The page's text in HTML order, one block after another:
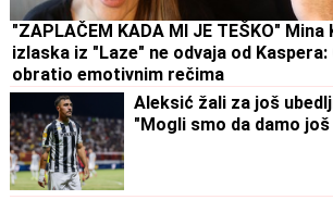
"ZAPLAČEM KADA MI JE TEŠKO"
izlaska iz "Laze" ne odvaja od Kaspera:
obratio emotivnim rečima
Aleksić žali za još
"Mogli smo da damo